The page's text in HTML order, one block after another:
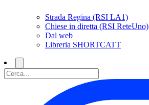
Strada Regina (RSI LA1)
Chiese in diretta (RSI ReteUno)
Dal web
Libreria SHORTCATT